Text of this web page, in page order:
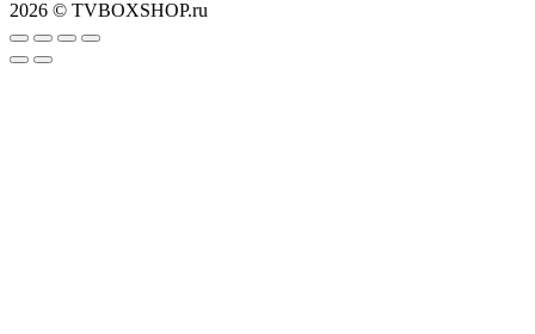
2026 © TVBOXSHOP.ru